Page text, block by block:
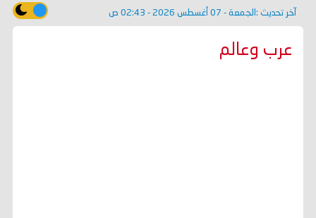
آخر تحديث : الجمعة - 07 أغسطس 2026 - 02:43 ص
عرب وعالم